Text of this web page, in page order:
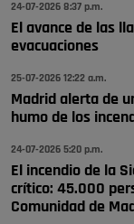
Y ese quien es,
todos, no vamos a
Pozuelo de Alarcón
🔴
24-07-2026 8:37 p.m.
El avance de las
evacuaciones
25-07-2026 12:22 a.m.
Madrid alerta de
humo de los
24-07-2026 5:20 p.m.
El incendio de la
crítico: 45.000
Comunidad de